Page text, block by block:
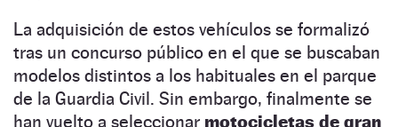
La adquisición de estos vehículos se formalizó
tras un concurso público en el que se buscaban
modelos distintos a los habituales en el parque
de la Guardia Civil. Sin embargo, finalmente se
han vuelto a seleccionar motocicletas de gran